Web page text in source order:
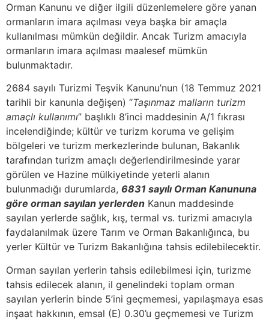
Orman Kanunu ve diğer ilgili düzenlemelere göre yanan
ormanların imara açılması veya başka bir amaçla
kullanılması mümkün değildir. Ancak Turizm amacıyla
ormanların imara açılması maalesef mümkün
bulunmaktadır.
2684 sayılı Turizmi Teşvik Kanunu’nun (18 Temmuz 2021
tarihli bir kanunla değişen) “Taşınmaz malların turizm
amaçlı kullanımı” başlıklı 8’inci maddesinin A/1 fıkrası
incelendiğinde; kültür ve turizm koruma ve gelişim
bölgeleri ve turizm merkezlerinde bulunan, Bakanlık
tarafından turizm amaçlı değerlendirilmesinde yarar
görülen ve Hazine mülkiyetinde yeterli alanın
bulunmadığı durumlarda, 6831 sayılı Orman Kanununa
göre orman sayılan yerlerden Kanun maddesinde
sayılan yerlerde sağlık, kış, termal vs. turizmi amacıyla
faydalanılmak üzere Tarım ve Orman Bakanlığınca, bu
yerler Kültür ve Turizm Bakanlığına tahsis edilebilecektir.
Orman sayılan yerlerin tahsis edilebilmesi için, turizme
tahsis edilecek alanın, il genelindeki toplam orman
sayılan yerlerin binde 5’ini geçmemesi, yapılaşmaya esas
inşaat hakkının, emsal (E) 0.30’u geçmemesi ve Turizm